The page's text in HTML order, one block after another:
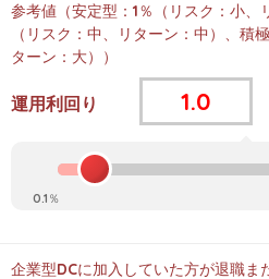
参考値（安定型：1％（リスク：小、
（リスク：中、リターン：中）、積
ターン：大））
運用利回り
0.1％
企業型DCに加入していた方が退職